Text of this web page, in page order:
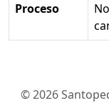
Proceso
© 2026